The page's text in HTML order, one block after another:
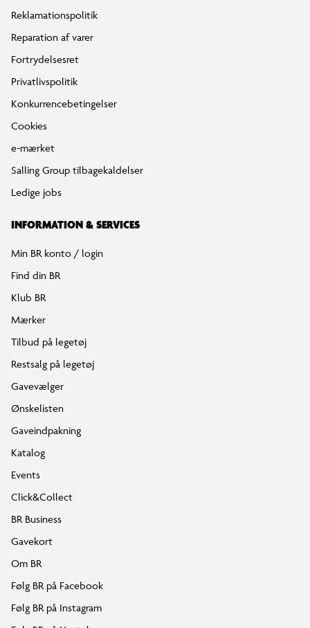
Reklamationspolitik
Reparation af varer
Fortrydelsesret
Privatlivspolitik
Konkurrencebetingelser
Cookies
e-mærket
Salling Group tilbagekaldelser
Ledige jobs
INFORMATION & SERVICES
Min BR konto / login
Find din BR
Klub BR
Mærker
Tilbud på legetøj
Restsalg på legetøj
Gavevælger
Ønskelisten
Gaveindpakning
Katalog
Events
Click&Collect
BR Business
Gavekort
Om BR
Følg BR på Facebook
Følg BR på Instagram